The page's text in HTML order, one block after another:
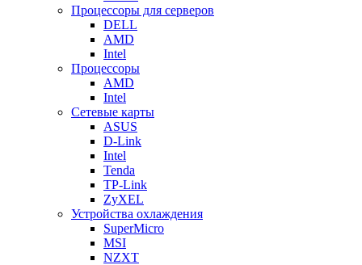
Процессоры для серверов
DELL
AMD
Intel
Процессоры
AMD
Intel
Сетевые карты
ASUS
D-Link
Intel
Tenda
TP-Link
ZyXEL
Устройства охлаждения
SuperMicro
MSI
NZXT